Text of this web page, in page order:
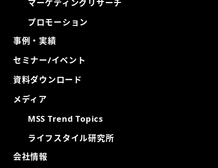
マーケティングリサーチ
プロモーション
事例・実績
セミナー/イベント
資料ダウンロード
メディア
MSS Trend Topics
ライフスタイル研究所
会社情報